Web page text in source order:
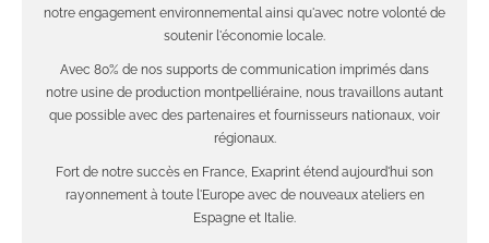
notre engagement environnemental ainsi qu'avec notre volonté de
soutenir l'économie locale.
Avec 80% de nos supports de communication imprimés dans
notre usine de production montpelliéraine, nous travaillons autant
que possible avec des partenaires et fournisseurs nationaux, voir
régionaux.
Fort de notre succès en France, Exaprint étend aujourd'hui son
rayonnement à toute l'Europe avec de nouveaux ateliers en
Espagne et Italie.